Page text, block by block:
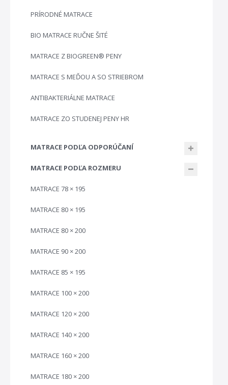
PRÍRODNÉ MATRACE
BIO MATRACE RUČNE ŠITÉ
MATRACE Z BIOGREEN® PENY
MATRACE S MEĎOU A SO STRIEBROM
ANTIBAKTERIÁLNE MATRACE
MATRACE ZO STUDENEJ PENY HR
MATRACE PODĽA ODPORÚČANÍ
MATRACE PODĽA ROZMERU
MATRACE 78 × 195
MATRACE 80 × 195
MATRACE 80 × 200
MATRACE 90 × 200
MATRACE 85 × 195
MATRACE 100 × 200
MATRACE 120 × 200
MATRACE 140 × 200
MATRACE 160 × 200
MATRACE 180 × 200